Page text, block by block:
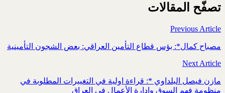
تصفّح المقالات
Previous Article
مصباح كمال*: بؤس قطاع التأمين العراقي: بعض الشجون التأمينية
Next Article
مازن فيصل البلداوي *: قراءة اولية في التغييرات المطلوبة في
منظومة فهم السوق وادارة الأعمال في العراق